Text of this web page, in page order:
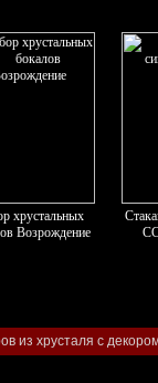
хрустальных
Возрождение
из хрусталя с